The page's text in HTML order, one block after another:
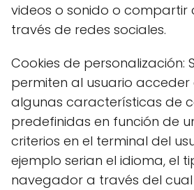
videos o sonido o compartir
través de redes sociales.
Cookies de personalización:
permiten al usuario acceder
algunas características de
predefinidas en función de
criterios en el terminal del
ejemplo serian el idioma, el
navegador a través del